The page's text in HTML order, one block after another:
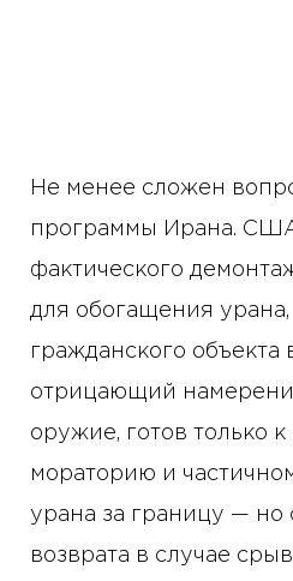
Не менее сложен
программы Ирана.
фактического
для обогащения
гражданского
отрицающий
оружие, готов только
мораторию и
урана за границу — но
возврата в случае